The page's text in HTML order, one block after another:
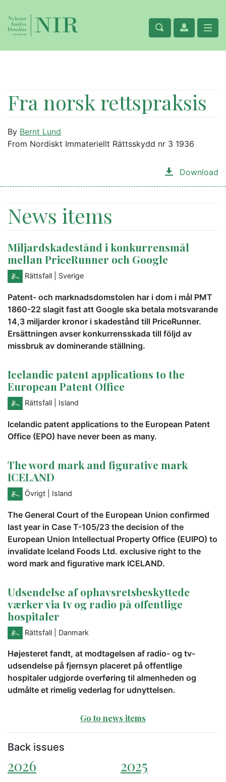
Fra norsk rettspraksis
By Bernt Lund
From Nordiskt Immateriellt Rättsskydd nr 3 1936
Download
News items
Miljardskadestånd i konkurrensmål
mellan PriceRunner och Google
Rättsfall | Sverige
Patent- och marknadsdomstolen har i dom i mål PMT
1860-22 slagit fast att Google ska betala motsvarande
14,3 miljarder kronor i skadestånd till PriceRunner.
Ersättningen avser konkurrensskada till följd av
missbruk av dominerande ställning.
Icelandic patent applications to the
European Patent Office
Rättsfall | Island
Icelandic patent applications to the European Patent
Office (EPO) have never been as many.
The word mark and figurative mark
ICELAND
Övrigt | Island
The General Court of the European Union confirmed
last year in Case T-105/23 the decision of the
European Union Intellectual Property Office (EUIPO) to
invalidate Iceland Foods Ltd. exclusive right to the
word mark and figurative mark ICELAND.
Udsendelse af ophavsretsbeskyttede
værker via tv og radio på offentlige
hospitaler
Rättsfall | Danmark
Højesteret fandt, at modtagelsen af radio- og tv-
udsendelse på fjernsyn placeret på offentlige
hospitaler udgjorde overføring til almenheden og
udmålte et rimelig vederlag for udnyttelsen.
Go to news items
Back issues
2026
2025